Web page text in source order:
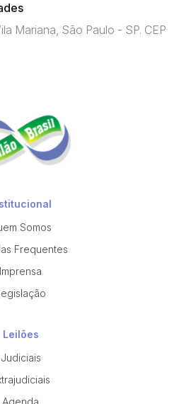
Mariana, São Paulo - SP. CEP
Somos
Frequentes
Imprensa
Leilões
Judiciais